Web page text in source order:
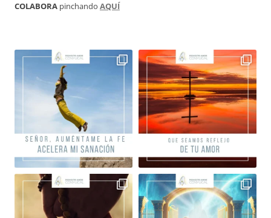
COLABORA pinchando AQUÍ